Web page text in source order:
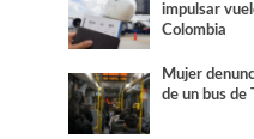
impulsar
Colombia
Mujer
de un bus de